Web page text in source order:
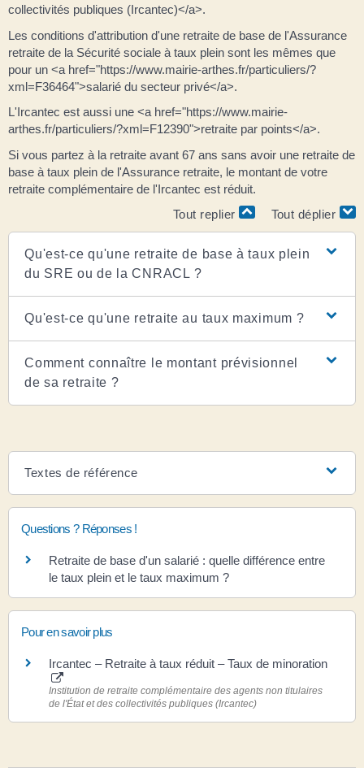
collectivités publiques (Ircantec)</a>.
Les conditions d'attribution d'une retraite de base de l'Assurance
retraite de la Sécurité sociale à taux plein sont les mêmes que
pour un <a href="https://www.mairie-arthes.fr/particuliers/?
xml=F36464">salarié du secteur privé</a>.
L'Ircantec est aussi une <a href="https://www.mairie-
arthes.fr/particuliers/?xml=F12390">retraite par points</a>.
Si vous partez à la retraite avant 67 ans sans avoir une retraite de
base à taux plein de l'Assurance retraite, le montant de votre
retraite complémentaire de l'Ircantec est réduit.
Tout replier
Tout déplier
Qu'est-ce qu'une retraite de base à taux plein
du SRE ou de la CNRACL ?
Qu'est-ce qu'une retraite au taux maximum ?
Comment connaître le montant prévisionnel
de sa retraite ?
Textes de référence
Questions ? Réponses !
Retraite de base d'un salarié : quelle différence entre
le taux plein et le taux maximum ?
Pour en savoir plus
Ircantec – Retraite à taux réduit – Taux de minoration
Institution de retraite complémentaire des agents non titulaires
de l'État et des collectivités publiques (Ircantec)